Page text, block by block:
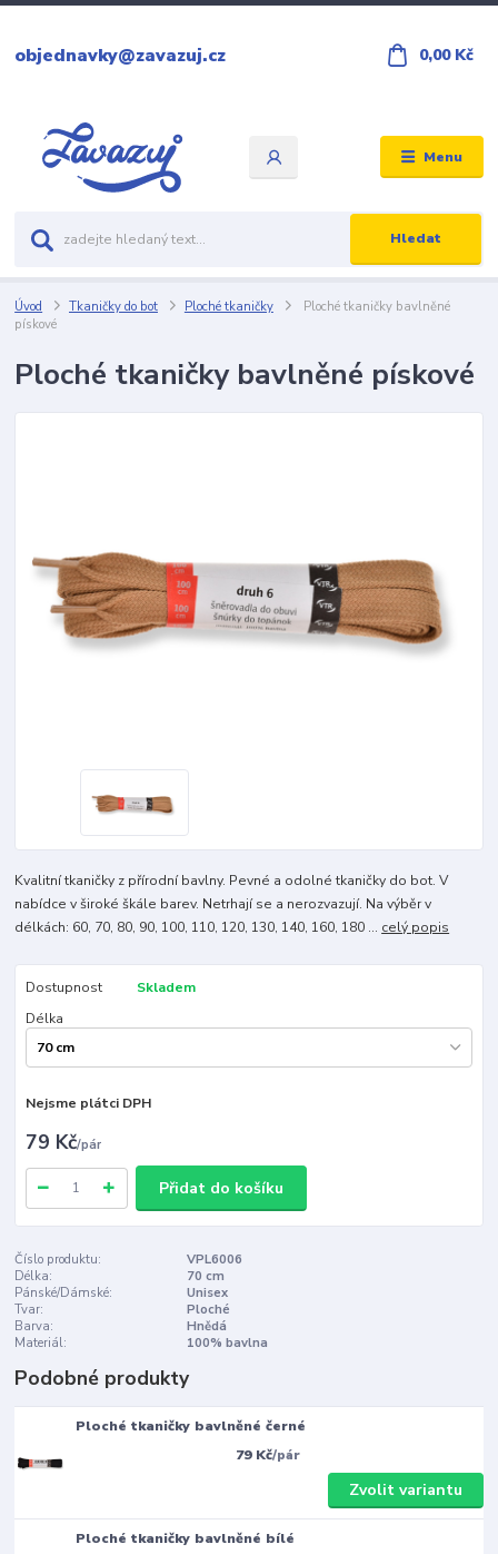
Menu
Hledat
objednavky@zavazuj.cz 0,00 Kč
Úvod Tkaničky do bot Ploché tkaničky
Ploché tkaničky bavlněné
pískové
Ploché tkaničky bavlněné pískové
Kvalitní tkaničky z přírodní bavlny. Pevné a odolné tkaničky do bot. V
nabídce v široké škále barev. Netrhají se a nerozvazují. Na výběr v
délkách: 60, 70, 80, 90, 100, 110, 120, 130, 140, 160, 180 ... celý popis
Dostupnost
Skladem
Délka
Nejsme plátci DPH
79 Kč/pár
Přidat do košíku
Číslo produktu:
VPL6006
Délka:
70 cm
Pánské/Dámské:
Unisex
Tvar:
Ploché
Barva:
Hnědá
Materiál:
100% bavlna
Podobné produkty
Ploché tkaničky bavlněné černé
79 Kč/pár
Zvolit variantu
Ploché tkaničky bavlněné bílé